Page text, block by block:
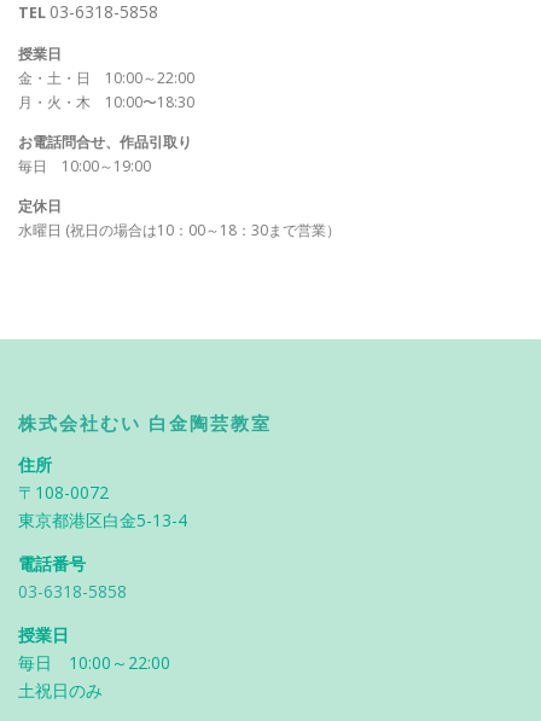
TEL 03-6318-5858
授業日
金・土・日 10:00～22:00
月・火・木 10:00〜18:30
お電話問合せ、作品引取り
毎日 10:00～19:00
定休日
水曜日 (祝日の場合は10：00～18：30まで営業）
株式会社むい 白金陶芸教室
住所
〒108-0072
東京都港区白金5-13-4
電話番号
03-6318-5858
授業日
毎日 10:00～22:00
土祝日のみ